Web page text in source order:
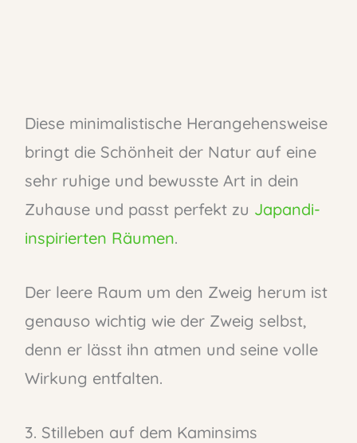
Diese minimalistische Herangehensweise
bringt die Schönheit der Natur auf eine
sehr ruhige und bewusste Art in dein
Zuhause und passt perfekt zu Japandi-
inspirierten Räumen.
Der leere Raum um den Zweig herum ist
genauso wichtig wie der Zweig selbst,
denn er lässt ihn atmen und seine volle
Wirkung entfalten.
3. Stilleben auf dem Kaminsims